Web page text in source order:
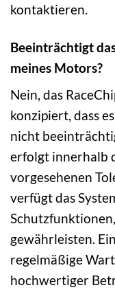
kontaktieren.
Beeinträchtigt
meines Motors?
Nein, das
konzipiert, dass
nicht
erfolgt innerhalb
vorgesehenen
verfügt das
gewährleisten.
regelmäßige
hochwertiger